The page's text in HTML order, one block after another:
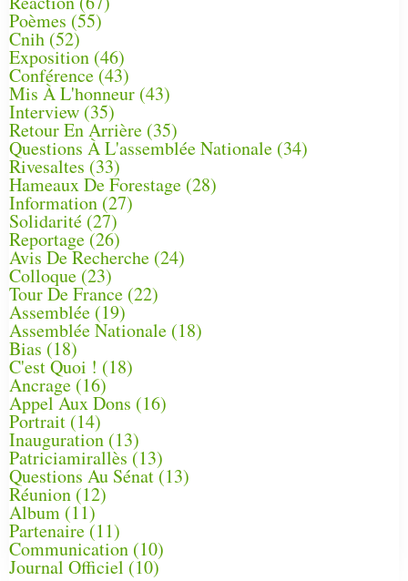
Poèmes (55)
Cnih (52)
Exposition (46)
Conférence(43)
Mis À L'honneur (43)
Interview (35)
Retour En Arrière (35)
Questions À L'assemblée Nationale (34)
Rivesaltes (33)
Hameaux De Forestage (28)
Information (27)
Solidarité (27)
Reportage (26)
Avis De Recherche (24)
Colloque (23)
Tour De France (22)
Assemblée (19)
Assemblée Nationale (18)
Bias (18)
C'est Quoi ! (18)
Ancrage (16)
Appel Aux Dons (16)
Portrait (14)
Inauguration (13)
Patriciamirallès (13)
Questions Au Sénat(13)
Réunion (12)
Album (11)
Partenaire(11)
Communication (10)
Journal Officiel (10)